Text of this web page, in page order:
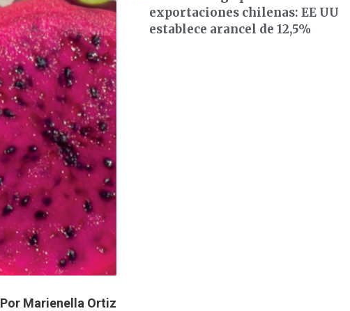
Por Marienella Ortiz
exportaciones chilenas: EE UU
establece arancel de 12,5%